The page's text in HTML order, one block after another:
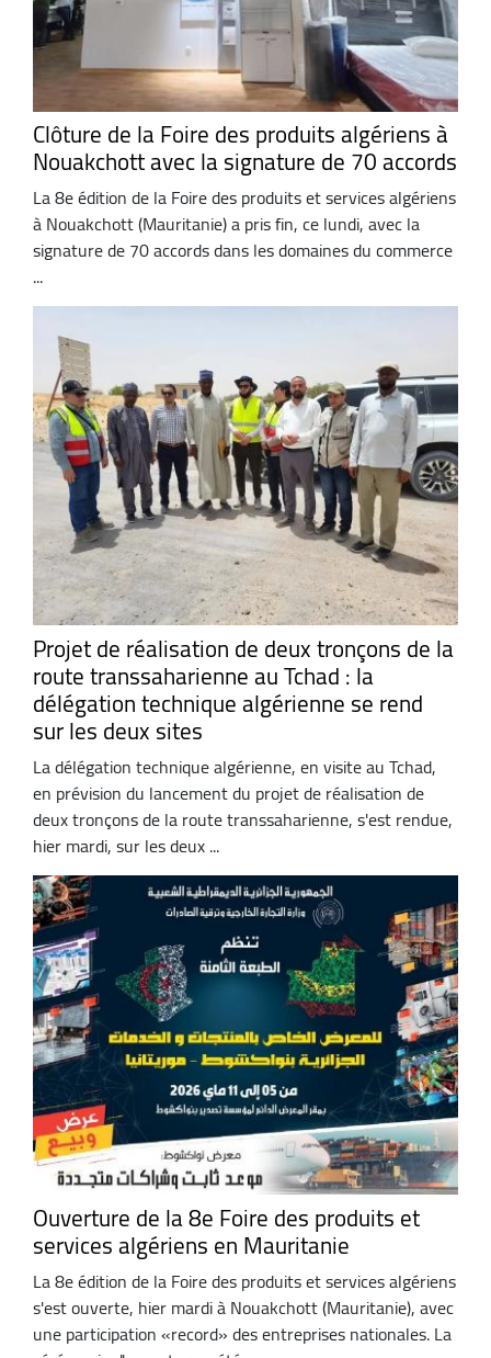
Clôture de la Foire des produits algériens à
Nouakchott avec la signature de 70 accords
La 8e édition de la Foire des produits et services algériens
à Nouakchott (Mauritanie) a pris fin, ce lundi, avec la
signature de 70 accords dans les domaines du commerce
...
Projet de réalisation de deux tronçons de la
route transsaharienne au Tchad : la
délégation technique algérienne se rend
sur les deux sites
La délégation technique algérienne, en visite au Tchad,
en prévision du lancement du projet de réalisation de
deux tronçons de la route transsaharienne, s'est rendue,
hier mardi, sur les deux ...
Ouverture de la 8e Foire des produits et
services algériens en Mauritanie
La 8e édition de la Foire des produits et services algériens
s'est ouverte, hier mardi à Nouakchott (Mauritanie), avec
une participation «record» des entreprises nationales. La